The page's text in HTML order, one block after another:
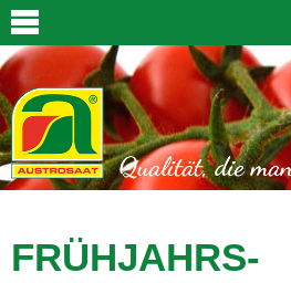
FRÜHJAHRS-